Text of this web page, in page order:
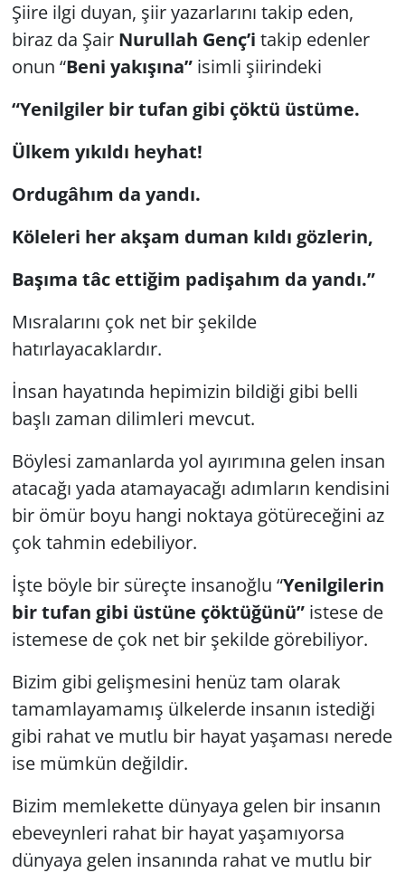
Şiire ilgi duyan, şiir yazarlarını takip eden,
biraz da Şair Nurullah Genç’i takip edenler
onun “Beni yakışına”isimli şiirindeki
“Yenilgiler bir tufan gibi çöktü üstüme.
Ülkem yıkıldı heyhat!
Ordugâhım da yandı.
Köleleri her akşam duman kıldı gözlerin,
Başıma tâc ettiğim padişahım da yandı.”
Mısralarını çok net bir şekilde
hatırlayacaklardır.
İnsan hayatında hepimizin bildiği gibi belli
başlı zaman dilimleri mevcut.
Böylesi zamanlarda yol ayırımına gelen insan
atacağı yada atamayacağı adımların kendisini
bir ömür boyu hangi noktaya götüreceğini az
çok tahmin edebiliyor.
İşte böyle bir süreçte insanoğlu “Yenilgilerin
bir tufan gibi üstüne çöktüğünü”istese de
istemese de çok net bir şekilde görebiliyor.
Bizim gibi gelişmesini henüz tam olarak
tamamlayamamış ülkelerde insanın istediği
gibi rahat ve mutlu bir hayat yaşaması nerede
ise mümkün değildir.
Bizim memlekette dünyaya gelen bir insanın
ebeveynleri rahat bir hayat yaşamıyorsa
dünyaya gelen insanında rahat ve mutlu bir
GÜNDEM
HABERDE İNSAN
KÜLTÜR SANAT
SİYASET
SPOR